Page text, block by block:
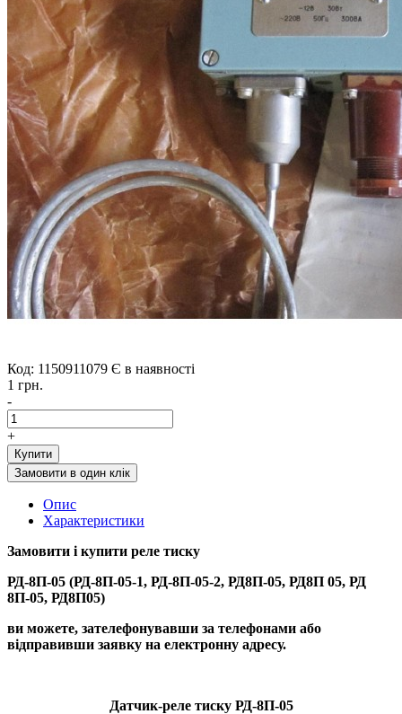
Код: 1150911079 Є в наявності
1 грн.
-
+
Купити
Замовити в один клік
Опис
Характеристики
Замовити і купити реле тиску
РД-8П-05 (РД-8П-05-1, РД-8П-05-2, РД8П-05, РД8П 05, РД
8П-05, РД8П05)
ви можете, зателефонувавши за телефонами або
відправивши заявку на електронну адресу.
Датчик-реле тиску РД-8П-05